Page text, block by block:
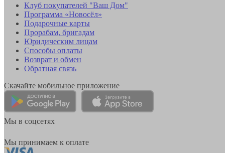
Клуб покупателей "Ваш Дом"
Программа «Новосёл»
Подарочные карты
Прорабам, бригадам
Юридическим лицам
Способы оплаты
Возврат и обмен
Обратная связь
Скачайте мобильное приложение
Мы в соцсетях
Мы принимаем к оплате